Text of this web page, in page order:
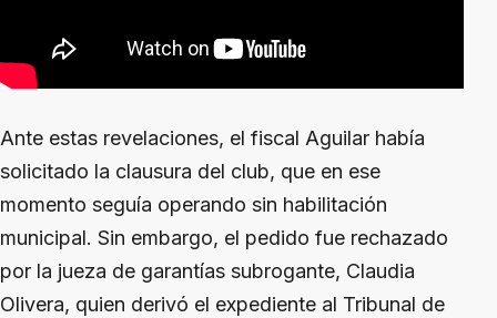
Ante estas revelaciones, el fiscal Aguilar había
solicitado la clausura del club, que en ese
momento seguía operando sin habilitación
municipal. Sin embargo, el pedido fue rechazado
por la jueza de garantías subrogante, Claudia
Olivera, quien derivó el expediente al Tribunal de